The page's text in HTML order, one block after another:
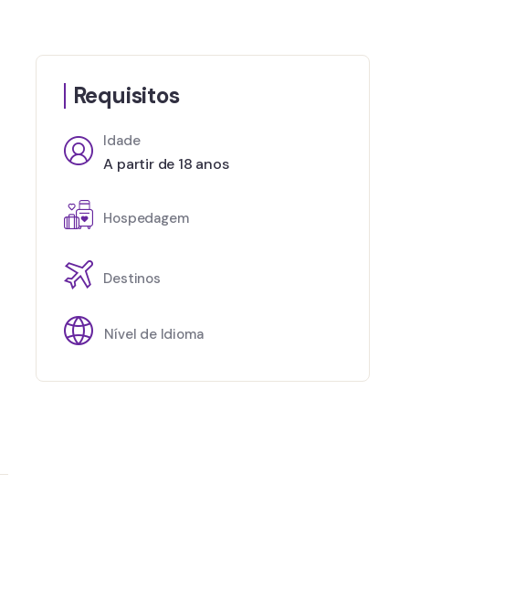
Requisitos
Idade
A partir de 18 anos
Hospedagem
Destinos
Nível de Idioma